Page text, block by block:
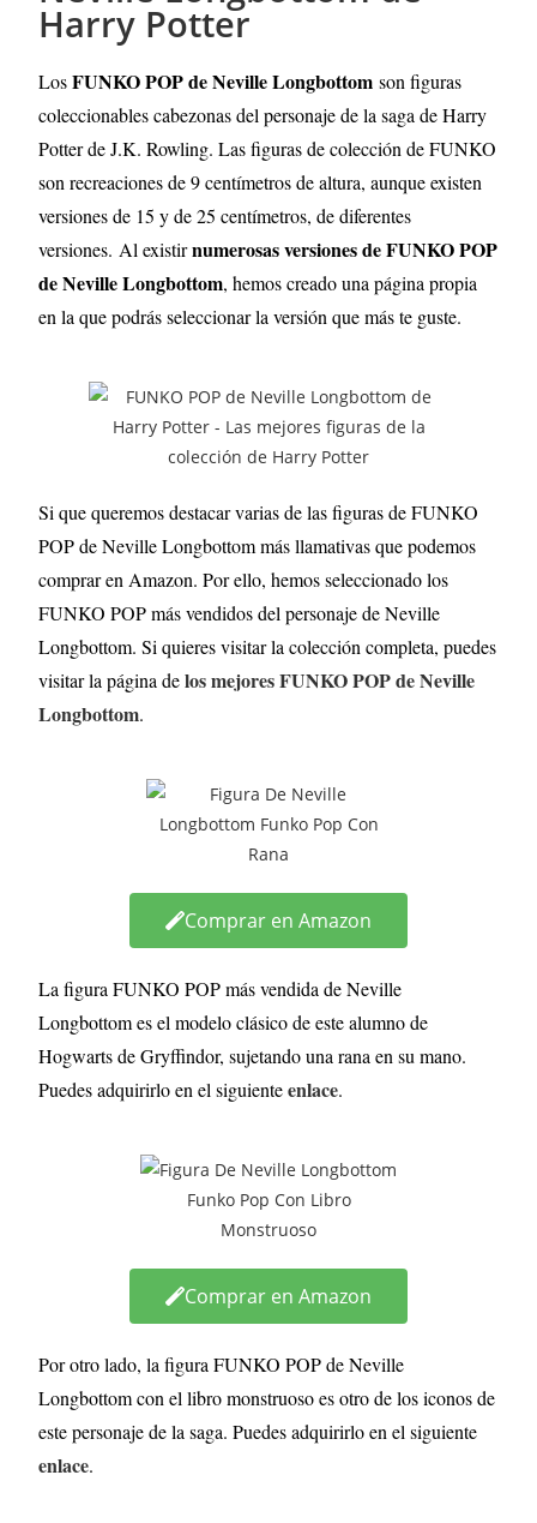
Harry Potter
LosFUNKO POP de Neville Longbottomson figuras
coleccionables cabezonas del personaje de la saga de Harry
Potter de J.K. Rowling. Las figuras de colección de FUNKO
son recreaciones de 9 centímetros de altura, aunque existen
versiones de 15 y de 25 centímetros, de diferentes
versiones. Al existirnumerosas versiones de FUNKO POP
de Neville Longbottom, hemos creado una página propia
en la que podrás seleccionar la versión que más te guste.
Si que queremos destacar varias de las figuras de FUNKO
POP de Neville Longbottom más llamativas que podemos
comprar en Amazon. Por ello, hemos seleccionado los
FUNKO POP más vendidos del personaje de Neville
Longbottom. Si quieres visitar la colección completa, puedes
visitar la página delos mejores FUNKO POP de Neville
Longbottom.
Comprar en Amazon
La figura FUNKO POP más vendida de Neville
Longbottom es el modelo clásico de este alumno de
Hogwarts de Gryffindor, sujetando una rana en su mano.
Puedes adquirirlo en el siguienteenlace.
Comprar en Amazon
Por otro lado, la figura FUNKO POP de Neville
Longbottom con el libro monstruoso es otro de los iconos de
este personaje de la saga. Puedes adquirirlo en el siguiente
enlace.